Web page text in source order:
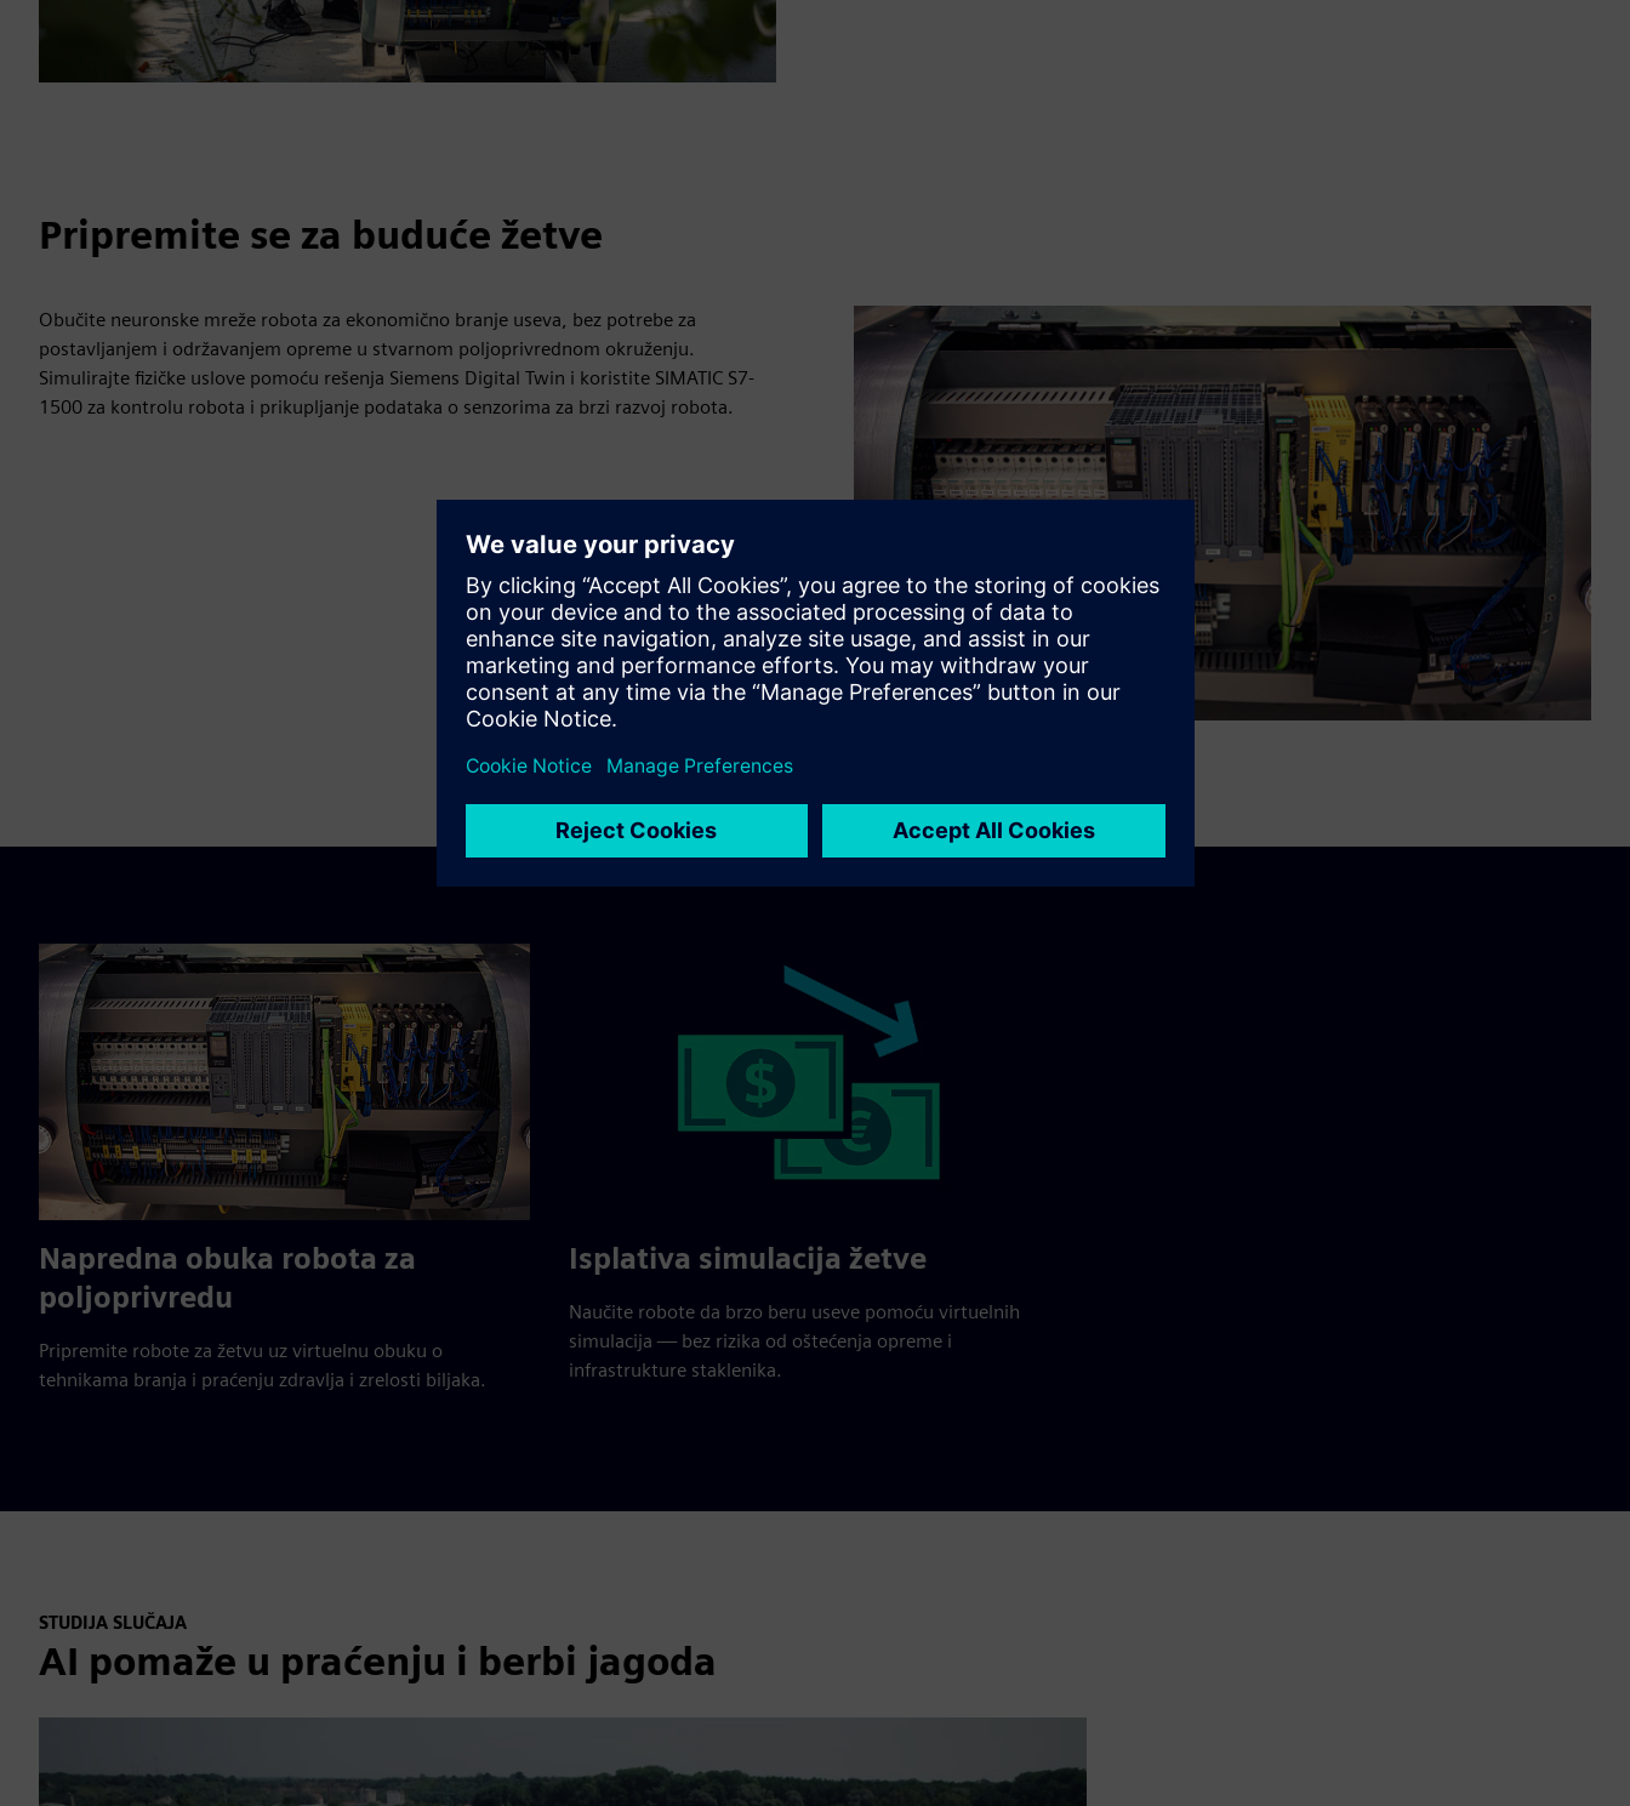
Pripremite se za buduće žetve
Obučite neuronske mreže robota za ekonomično branje useva, bez potrebe za
postavljanjem i održavanjem opreme u stvarnom poljoprivrednom okruženju.
Simulirajte fizičke uslove pomoću rešenja Siemens Digital Twin i koristite SIMATIC S7-
1500 za kontrolu robota i prikupljanje podataka o senzorima za brzi razvoj robota.
Napredna obuka robota za
poljoprivredu
Pripremite robote za žetvu uz virtuelnu obuku o
tehnikama branja i praćenju zdravlja i zrelosti biljaka.
Isplativa simulacija žetve
Naučite robote da brzo beru useve pomoću virtuelnih
simulacija — bez rizika od oštećenja opreme i
infrastrukture staklenika.
STUDIJA SLUČAJA
AI pomaže u praćenju i berbi jagoda